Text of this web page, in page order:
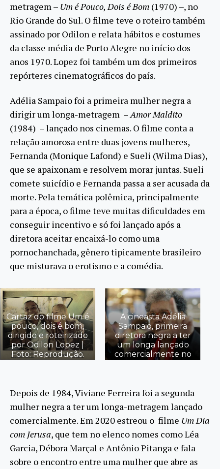
metragem – Um é Pouco, Dois é Bom (1970) –, no
Rio Grande do Sul. O filme teve o roteiro também
assinado por Odilon e relata hábitos e costumes
da classe média de Porto Alegre no início dos
anos 1970. Lopez foi também um dos primeiros
repórteres cinematográficos do país.
Adélia Sampaio foi a primeira mulher negra a
dirigir um longa-metragem –Amor Maldito
(1984) – lançado nos cinemas. O filme conta a
relação amorosa entre duas jovens mulheres,
Fernanda (Monique Lafond) e Sueli (Wilma Dias),
que se apaixonam e resolvem morar juntas. Sueli
comete suicídio e Fernanda passa a ser acusada da
morte. Pela temática polêmica, principalmente
para a época, o filme teve muitas dificuldades em
conseguir incentivo e só foi lançado após a
diretora aceitar encaixá-lo como uma
pornochanchada, gênero tipicamente brasileiro
que misturava o erotismo e a comédia.
Cartaz do filme Um é
pouco, dois é bom,
dirigido e roteirizado
por Odilon Lopez |
Foto: Reprodução.
A cineasta Adélia
Sampaio, primeira
diretora negra a ter
um longa lançado
comercialmente no
Brasil | Foto:
Depois de 1984, Viviane Ferreira foi a segunda
mulher negra a ter um longa-metragem lançado
comercialmente. Em 2020 estreou o filme Um Dia
com Jerusa, que tem no elenco nomes como Léa
Garcia, Débora Marçal e Antônio Pitanga e fala
sobre o encontro entre uma mulher que abre as